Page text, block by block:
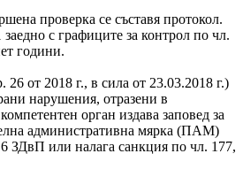
проверка се съставя протокол.
с графиците за контрол по чл.
години.
от 2018 г., в сила от 23.03.2018 г.)
нарушения, отразени в
орган издава заповед за
административна мярка (ПАМ)
ЗДвП или налага санкция по чл. 177,